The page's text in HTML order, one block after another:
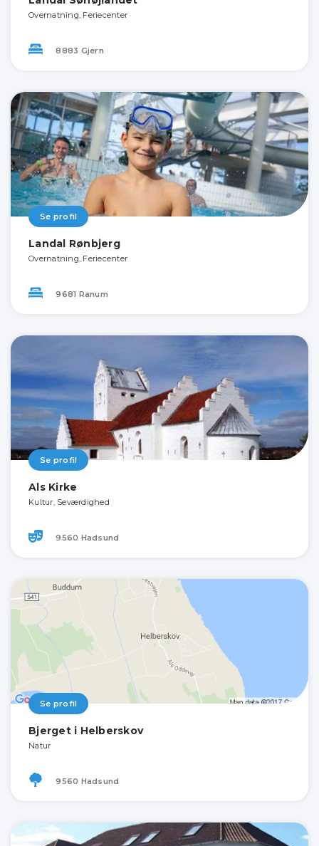
Overnatning, Feriecenter
8883 Gjern
Se profil
Landal Rønbjerg
Overnatning, Feriecenter
9681 Ranum
Se profil
Als Kirke
Kultur, Seværdighed
9560 Hadsund
Se profil
Bjerget i Helberskov
Natur
9560 Hadsund